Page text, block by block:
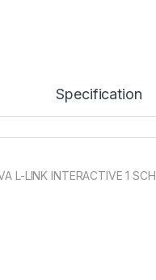
Specification
L-LINK INTERACTIVE 1